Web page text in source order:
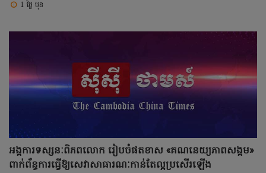
1 ថ្ងៃ មុន
អង្គការទស្សនៈពិភពលោក រៀបចំផតខាស «គណនេយ្យភាពសង្គម»
ពាក់ព័ន្ធការធ្វើឱ្យសេវាសាធារណៈកាន់តែល្អប្រសើរឡើង